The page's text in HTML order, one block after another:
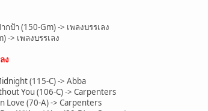
ป้า (150-Gm) -> เพลงบรรเลง
-> เพลงบรรเลง
ง
(115-C) -> Abba
You (106-C) -> Carpenters
Love (70-A) -> Carpenters